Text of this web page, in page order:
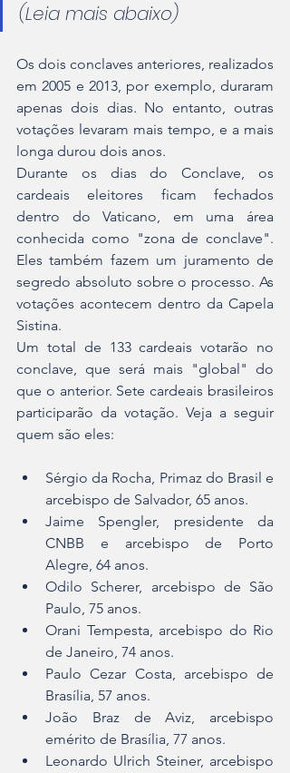
(Leia mais abaixo)
Os dois conclaves anteriores, realizados
em 2005 e 2013, por exemplo, duraram
apenas dois dias. No entanto, outras
votações levaram mais tempo, e a mais
longa durou dois anos.
Durante os dias do Conclave, os
cardeais eleitores ficam fechados
dentro do Vaticano, em uma área
conhecida como "zona de conclave".
Eles também fazem um juramento de
segredo absoluto sobre o processo. As
votações acontecem dentro da Capela
Sistina.
Um total de 133 cardeais votarão no
conclave, que será mais "global" do
que o anterior. Sete cardeais brasileiros
participarão da votação. Veja a seguir
quem são eles:
Sérgio da Rocha, Primaz do Brasil e
arcebispo de Salvador, 65 anos.
Jaime Spengler, presidente da
CNBB e arcebispo de Porto
Alegre, 64 anos.
Odilo Scherer, arcebispo de São
Paulo, 75 anos.
Orani Tempesta, arcebispo do Rio
de Janeiro, 74 anos.
Paulo Cezar Costa, arcebispo de
Brasília, 57 anos.
João Braz de Aviz, arcebispo
emérito de Brasília, 77 anos.
Leonardo Ulrich Steiner, arcebispo